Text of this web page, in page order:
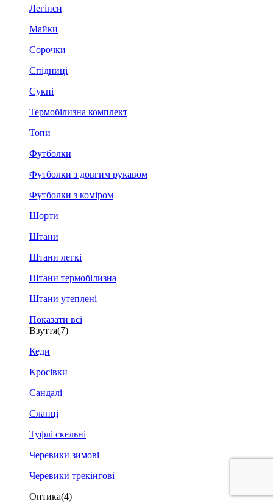
Легінси
Майки
Сорочки
Спідниці
Сукні
Термобілизна комплект
Топи
Футболки
Футболки з довгим рукавом
Футболки з коміром
Шорти
Штани
Штани легкі
Штани термобілизна
Штани утеплені
Показати всі
Взуття(7)
Кеди
Кросівки
Сандалі
Сланці
Туфлі скельні
Черевики зимові
Черевики трекінгові
Оптика(4)